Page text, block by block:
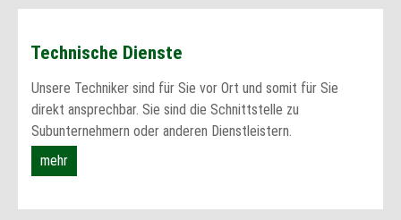
Technische Dienste
Unsere Techniker sind für Sie vor Ort und somit für Sie
direkt ansprechbar. Sie sind die Schnittstelle zu
Subunternehmern oder anderen Dienstleistern.
mehr